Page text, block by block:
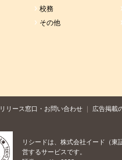
校務
その他
リリース窓口・お問い合わせ 広告掲載
リシードは、株式会社イード（東
営するサービスです。